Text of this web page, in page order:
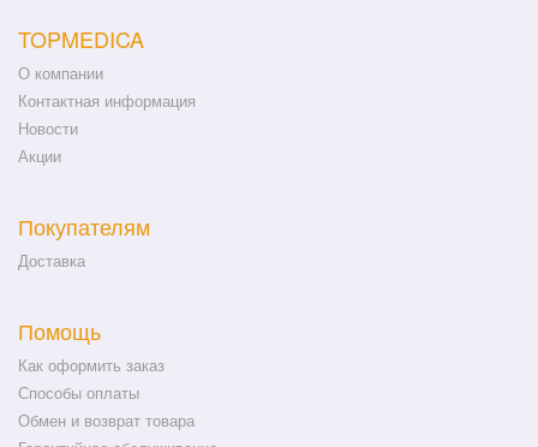
TOPMEDICA
О компании
Контактная информация
Новости
Акции
Покупателям
Доставка
Помощь
Как оформить заказ
Способы оплаты
Обмен и возврат товара